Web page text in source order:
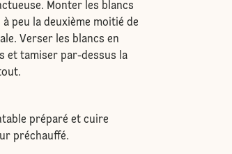
Monter les blancs
peu la deuxième moitié de
Verser les blancs en
et tamiser par-dessus la
préparé et cuire
préchauffé.